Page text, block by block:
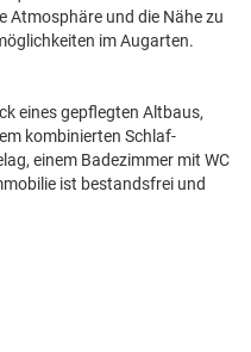
Atmosphäre und die Nähe zu
im Augarten.
eines gepflegten Altbaus,
kombinierten Schlaf-
einem Badezimmer mit WC
ist bestandsfrei und